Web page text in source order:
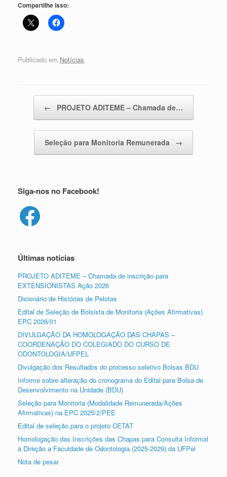
Compartilhe isso:
Publicado em Notícias.
← PROJETO ADITEME – Chamada de…
Seleção para Monitoria Remunerada →
Siga-nos no Facebook!
Facebook
Últimas notícias
PROJETO ADITEME – Chamada de inscrição para
EXTENSIONISTAS Ação 2026
Dicionário de Histórias de Pelotas
Edital de Seleção de Bolsista de Monitoria (Ações Afirmativas)
EPC 2026/01
DIVULGAÇÃO DA HOMOLOGAÇÃO DAS CHAPAS –
COORDENAÇÃO DO COLEGIADO DO CURSO DE
ODONTOLOGIA/UFPEL
Divulgação dos Resultados do processo seletivo Bolsas BDU
Informe sobre alteração do cronograma do Edital para Bolsa de
Desenvolvimento na Unidade (BDU)
Seleção para Monitoria (Modalidade Remunerada/Ações
Afirmativas) na EPC 2025/2/PEE
Edital de seleção para o projeto CETAT
Homologação das Inscrições das Chapas para Consulta Informal
à Direção a Faculdade de Odontologia (2025-2029) da UFPel
Nota de pesar